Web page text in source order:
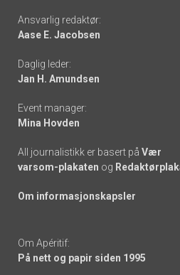
Footer
-
links
Ansvarlig redaktør:
Aase E. Jacobsen
Daglig leder:
Jan H. Amundsen
Event manager:
Mina Hovden
All journalistikk er basert på Vær
varsom-plakaten og
Om informasjonskapsler
Om Apéritif:
På nett og papir siden 1995